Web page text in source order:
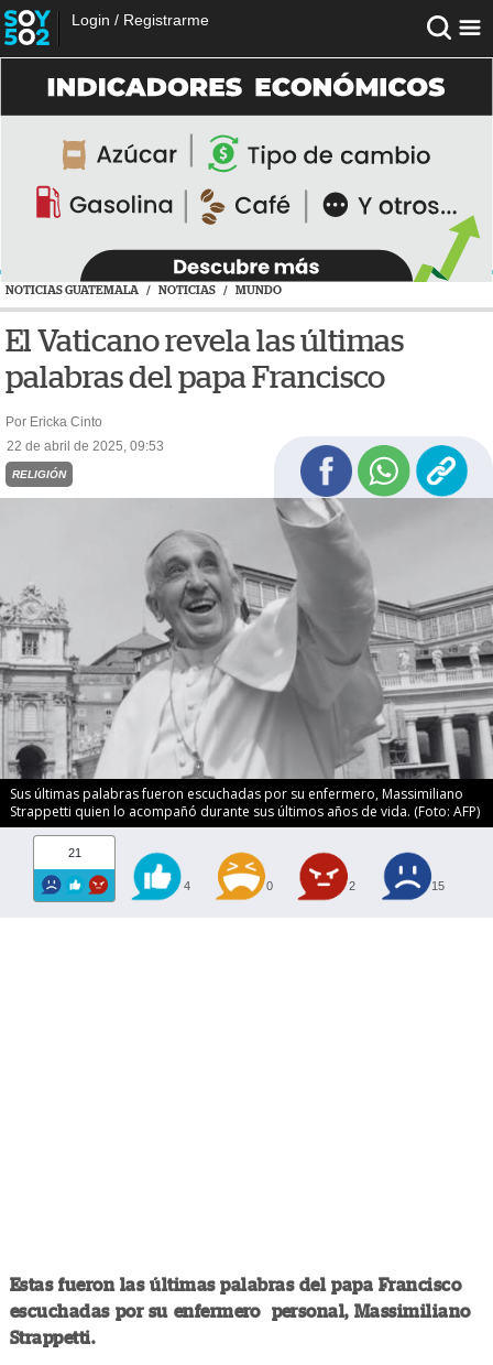
Login / Registrarme
NOTICIAS GUATEMALA / NOTICIAS / MUNDO
El Vaticano revela las últimas
palabras del papa Francisco
Por Ericka Cinto
22 de abril de 2025, 09:53
RELIGIÓN
Sus últimas palabras fueron escuchadas por su enfermero, Massimiliano
Strappetti quien lo acompañó durante sus últimos años de vida. (Foto: AFP)
21
4 0 2 15
Estas fueron las últimas palabras del papa Francisco
escuchadas por su enfermero personal, Massimiliano
Strappetti.